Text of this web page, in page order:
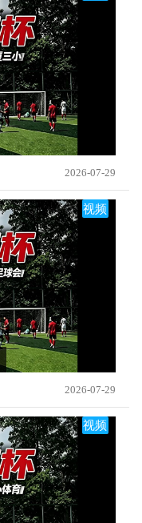
2026-07-29
视频
2026-07-29
视频